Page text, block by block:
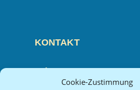
Cookie-Zustimmung
KONTAKT
Tel.: +49 521 914 541 31
Fax: +49 521 914 541 32